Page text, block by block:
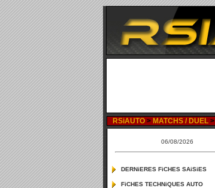
RSiAUTO > MATCHS / DUEL >
06/08/2026
DERNiERES FiCHES SAiSiES
FiCHES TECHNiQUES AUTO